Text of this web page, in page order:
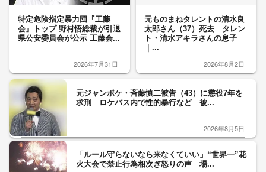
特定危険指定暴力団『工藤
会』トップ 野村悟総裁が引退
県公安委員会が公示 工藤会...
2026年7月31日
元ものまねタレントの清水良
太郎さん（37）死去 タレン
ト・清水アキラさんの息子
｜...
2026年8月2日
元ジャンポケ・斉藤慎二被告（43）に懲役7年を
求刑 ロケバス内で性的暴行など 被...
2026年8月5日
「ルール守らないなら来なくていい」“世界一”花
火大会で禁止行為相次ぎ怒りの声 場...